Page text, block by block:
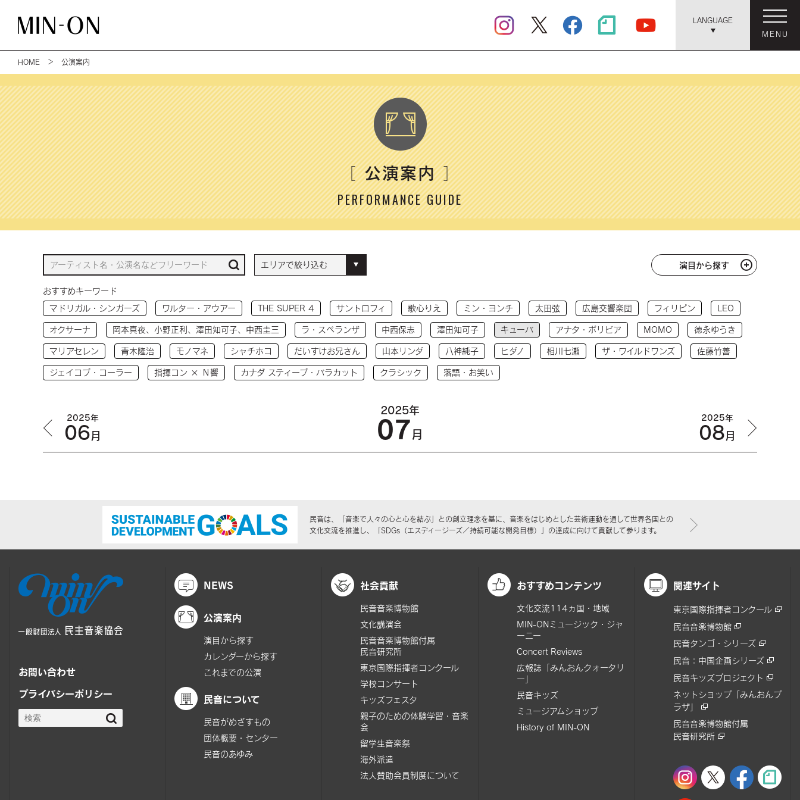
LANGUAGE
MENU
HOME ＞ 公演案内
［公演案内］
PERFORMANCE GUIDE
演目から探す
おすすめキーワード
マドリガル・シンガーズ
ワルター・アウアー THE SUPER 4 サントロフィ 歌心りえ ミン・ヨンチ 太田弦 広島交響楽団 フィリピン LEO
オクサーナ 岡本真夜、小野正利、澤田知可子、中西圭三 ラ・スペランザ 中西保志 澤田知可子 キューバ アナタ・ボリビア MOMO 徳永ゆうき
マリアセレン 青木隆治 モノマネ シャチホコ だいすけお兄さん 山本リンダ 八神純子 ヒダノ 相川七瀬 ザ・ワイルドワンズ 佐藤竹善
ジェイコブ・コーラー 指揮コン × Ｎ響 カナダ スティーブ・バラカット クラシック 落語・お笑い
2025年
06月
2025年
07月
2025年
08月
民音は、「音楽で人々の心と心を結ぶ」との創立理念を基に、音楽をはじめとした芸術運動を通して世界各国との
文化交流を推進し、「SDGs（エスディージーズ／持続可能な開発目標）」の達成に向けて貢献して参ります。
お問い合わせ
プライバシーポリシー
NEWS
公演案内
演目から探す
カレンダーから探す
これまでの公演
民音について
民音がめざすもの
団体概要・センター
民音のあゆみ
社会貢献
民音音楽博物館
文化講演会
民音音楽博物館付属
民音研究所
東京国際指揮者コンクール
学校コンサート
キッズフェスタ
親子のための体験学習・音楽
会
留学生音楽祭
海外派遣
法人賛助会員制度について
おすすめコンテンツ
文化交流114ヵ国・地域
MIN-ONミュージック・ジャ
ーニー
Concert Reviews
広報誌「みんおんクォータリ
ー」
民音キッズ
ミュージアムショップ
History of MIN-ON
関連サイト
東京国際指揮者コンクール
民音音楽博物館
民音タンゴ・シリーズ
民音：中国企画シリーズ
民音キッズプロジェクト
ネットショップ「みんおんプ
ラザ」
民音音楽博物館付属
民音研究所